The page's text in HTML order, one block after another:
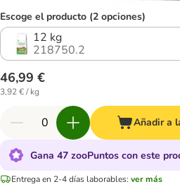
Escoge el producto (2 opciones)
12 kg
218750.2
46,99 €
3,92 € / kg
Añadir a
Gana 47 zooPuntos con este
Entrega en 2-4 días laborables: ver más